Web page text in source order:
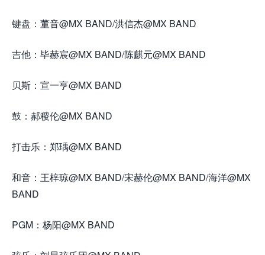
键盘：董音@MX BAND/洪信杰@MX BAND
吉他：毕赫宸@MX BAND/陈麒元@MX BAND
贝斯：宣一亨@MX BAND
鼓：郝稷伦@MX BAND
打击乐：郑瑀@MX BAND
和音：王梓琼@MX BAND/宋赫伦@MX BAND/海洋@MX
BAND
PGM：杨阳@MX BAND